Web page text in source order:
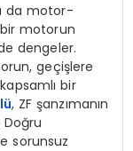
da motor-
motorun
dengeler.
geçişlere
bir
, ZF şanzımanın
sorunsuz